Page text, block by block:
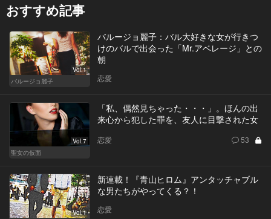
おすすめ記事
Vol.1
バルージョ麗子
バルージョ麗子：バル大好きな女が行きつ
けのバルで出会った「Mr.アベレージ」との
朝
恋愛
Vol.7
聖女の仮面
「私、偶然見ちゃった・・・」。ほんの出
来心から犯した罪を、友人に目撃された女
恋愛 53
Vol.1
新連載！『青山ヒロム』アンタッチャブル
な男たちがやってくる？！
恋愛